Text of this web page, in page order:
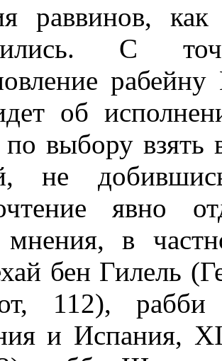
раввинов, как
С
об
выбору взять
не
явно
мнения, в
бен Гилель
112),
и Испания,